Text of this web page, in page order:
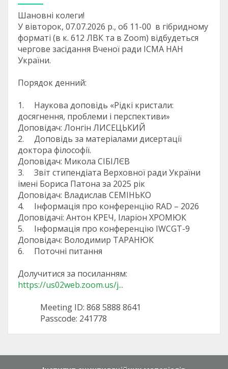
Шановні колеги!
У вівторок, 07.07.2026 р., об 11-00 в гібридному
форматі (в к. 612 ЛВК та в Zoom) відбудеться
чергове засідання Вченої ради ІСМА НАН
України.
Порядок денний:
1. Наукова доповідь «Рідкі кристали:
досягнення, проблеми і перспективи»
Доповідач: Лонгін ЛИСЕЦЬКИЙ
2. Доповідь за матеріалами дисертації
доктора філософії.
Доповідач: Микола СІБІЛЄВ
3. Звіт стипендіата Верховної ради України
імені Бориса Патона за 2025 рік
Доповідач: Владислав СЕМІНЬКО
4. Інформація про конференцію RAD – 2026
Доповідачі: Антон КРЕЧ, Іларіон ХРОМЮК
5. Інформація про конференцію IWCGT-9
Доповідач: Володимир ТАРАНЮК
6. Поточні питання
Долучитися за посиланням:
https://us02web.zoom.us/j...
Meeting ID: 868 5888 8641
Passcode: 241778